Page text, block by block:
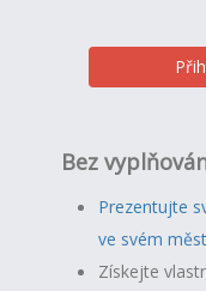
Bez
Prezentujte
ve svém
Získejte